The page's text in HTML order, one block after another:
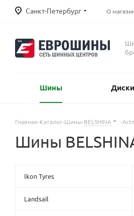
Санкт-Петербург О
Шины Диски
Главная-Каталог-Шины-BELSHINA -
Шины
Ikon Tyres
Landsail